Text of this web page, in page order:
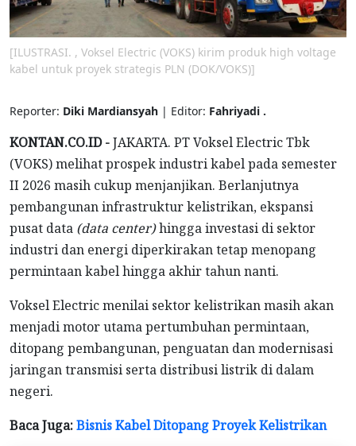
[ILUSTRASI. , Voksel Electric (VOKS) kirim produk high voltage
kabel untuk proyek strategis PLN (DOK/VOKS)]
Reporter: Diki Mardiansyah | Editor: Fahriyadi .
KONTAN.CO.ID -JAKARTA. PT Voksel Electric Tbk
(VOKS) melihat prospek industri kabel pada semester
II 2026 masih cukup menjanjikan. Berlanjutnya
pembangunan infrastruktur kelistrikan, ekspansi
pusat data (data center)hingga investasi di sektor
industri dan energi diperkirakan tetap menopang
permintaan kabel hingga akhir tahun nanti.
Voksel Electric menilai sektor kelistrikan masih akan
menjadi motor utama pertumbuhan permintaan,
ditopang pembangunan, penguatan dan modernisasi
jaringan transmisi serta distribusi listrik di dalam
negeri.
Baca Juga:Bisnis Kabel Ditopang Proyek Kelistrikan